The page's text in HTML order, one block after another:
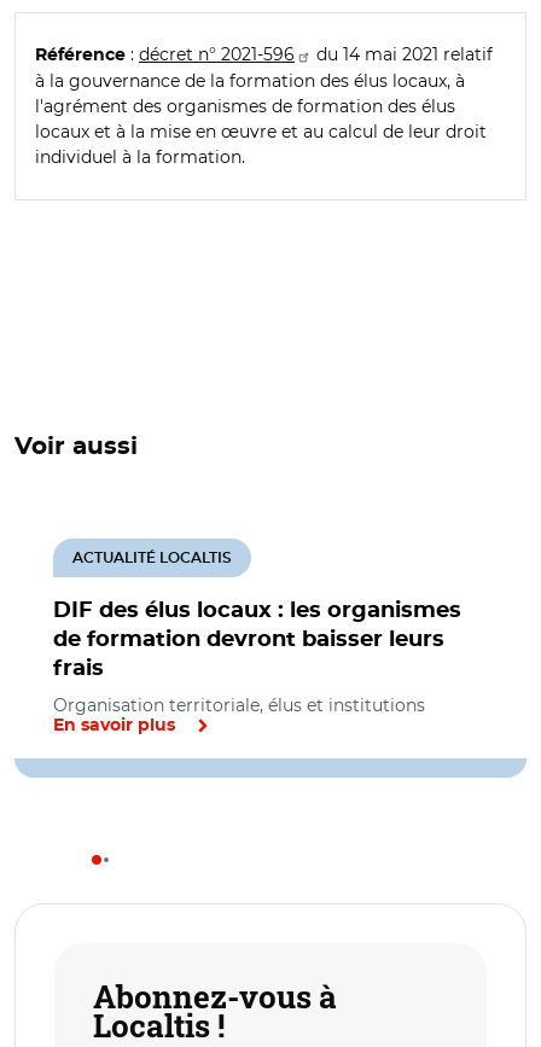
Référence : décret n° 2021-596
du 14 mai 2021 relatif
à la gouvernance de la formation des élus locaux, à
l'agrément des organismes de formation des élus
locaux et à la mise en œuvre et au calcul de leur droit
individuel à la formation.
Voir aussi
DIF des élus locaux : les organismes
de formation devront baisser leurs
frais
ACTUALITÉ LOCALTIS
Organisation territoriale, élus et institutions
En savoir plus
Abonnez-vous à
Localtis !